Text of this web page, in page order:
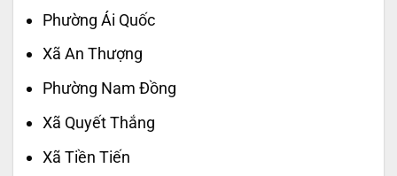
Phường Ái Quốc
Xã An Thượng
Phường Nam Đồng
Xã Quyết Thắng
Xã Tiền Tiến